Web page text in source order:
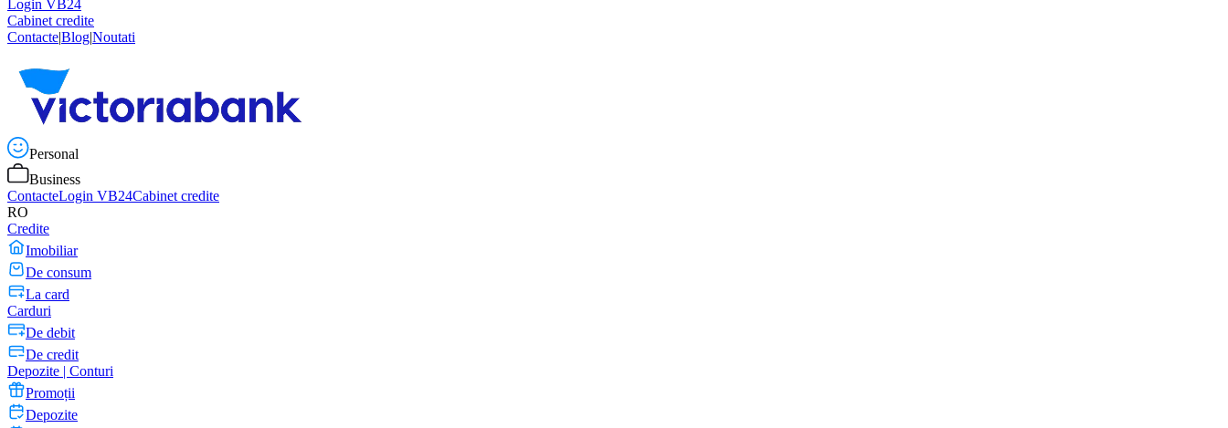
Login VB24
Cabinet credite
Contacte|Blog|Noutati
Personal
Business
ContacteLogin VB24Cabinet credite
RO
Credite
Imobiliar
De consum
La card
Carduri
De debit
De credit
Depozite | Conturi
Promoții
Depozite